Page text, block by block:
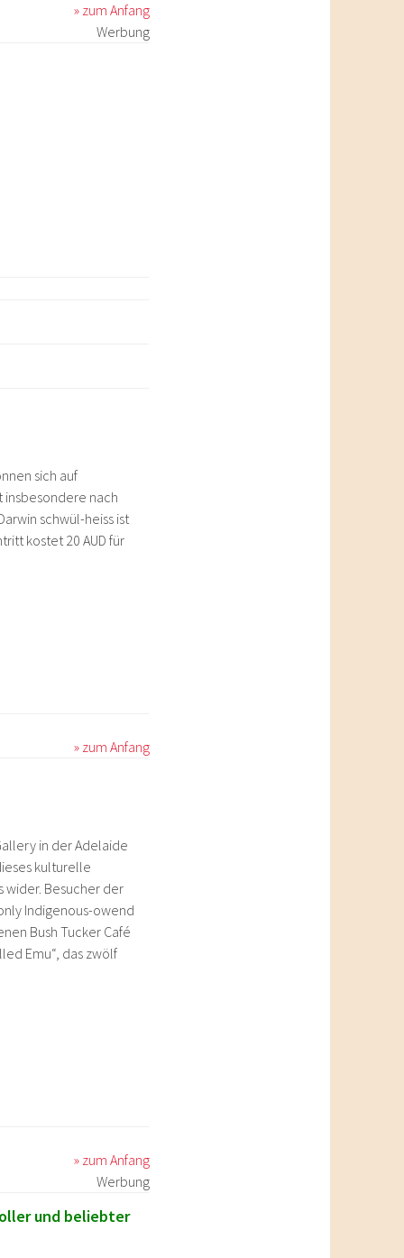
» zum Anfang
Werbung
sich auf
insbesondere nach
schwül-heiss ist
kostet 20 AUD für
» zum Anfang
in der Adelaide
kulturelle
Besucher der
Indigenous-owend
Bush Tucker Café
Emu“, das zwölf
» zum Anfang
Werbung
und beliebter